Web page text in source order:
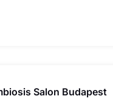
Salon Budapest